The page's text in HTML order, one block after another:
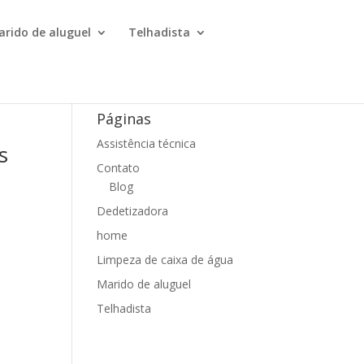
de aluguel Telhadista
Páginas
Assistência técnica
Contato
Blog
Dedetizadora
home
Limpeza de caixa de água
Marido de aluguel
Telhadista